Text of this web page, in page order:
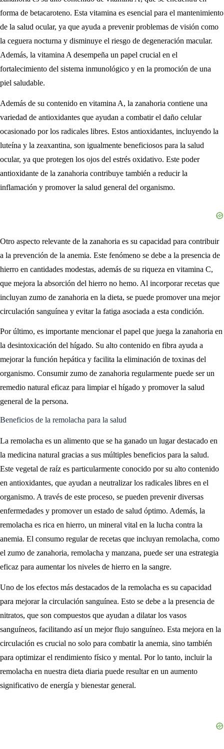
forma de betacaroteno. Esta vitamina es esencial para el mantenimiento
de la salud ocular, ya que ayuda a prevenir problemas de visión como
la ceguera nocturna y disminuye el riesgo de degeneración macular.
Además, la vitamina A desempeña un papel crucial en el
fortalecimiento del sistema inmunológico y en la promoción de una
piel saludable.
Además de su contenido en vitamina A, la zanahoria contiene una
variedad de antioxidantes que ayudan a combatir el daño celular
ocasionado por los radicales libres. Estos antioxidantes, incluyendo la
luteína y la zeaxantina, son igualmente beneficiosos para la salud
ocular, ya que protegen los ojos del estrés oxidativo. Este poder
antioxidante de la zanahoria contribuye también a reducir la
inflamación y promover la salud general del organismo.
Otro aspecto relevante de la zanahoria es su capacidad para contribuir
a la prevención de la anemia. Este fenómeno se debe a la presencia de
hierro en cantidades modestas, además de su riqueza en vitamina C,
que mejora la absorción del hierro no hemo. Al incorporar recetas que
incluyan zumo de zanahoria en la dieta, se puede promover una mejor
circulación sanguínea y evitar la fatiga asociada a esta condición.
Por último, es importante mencionar el papel que juega la zanahoria en
la desintoxicación del hígado. Su alto contenido en fibra ayuda a
mejorar la función hepática y facilita la eliminación de toxinas del
organismo. Consumir zumo de zanahoria regularmente puede ser un
remedio natural eficaz para limpiar el hígado y promover la salud
general de la persona.
Beneficios de la remolacha para la salud
La remolacha es un alimento que se ha ganado un lugar destacado en
la medicina natural gracias a sus múltiples beneficios para la salud.
Este vegetal de raíz es particularmente conocido por su alto contenido
en antioxidantes, que ayudan a neutralizar los radicales libres en el
organismo. A través de este proceso, se pueden prevenir diversas
enfermedades y promover un estado de salud óptimo. Además, la
remolacha es rica en hierro, un mineral vital en la lucha contra la
anemia. El consumo regular de recetas que incluyan remolacha, como
el zumo de zanahoria, remolacha y manzana, puede ser una estrategia
eficaz para aumentar los niveles de hierro en la sangre.
Uno de los efectos más destacados de la remolacha es su capacidad
para mejorar la circulación sanguínea. Esto se debe a la presencia de
nitratos, que son compuestos que ayudan a dilatar los vasos
sanguíneos, facilitando así un mejor flujo sanguíneo. Esta mejora en la
circulación es crucial no solo para combatir la anemia, sino también
para optimizar el rendimiento físico y mental. Por lo tanto, incluir la
remolacha en nuestra dieta diaria puede resultar en un aumento
significativo de energía y bienestar general.